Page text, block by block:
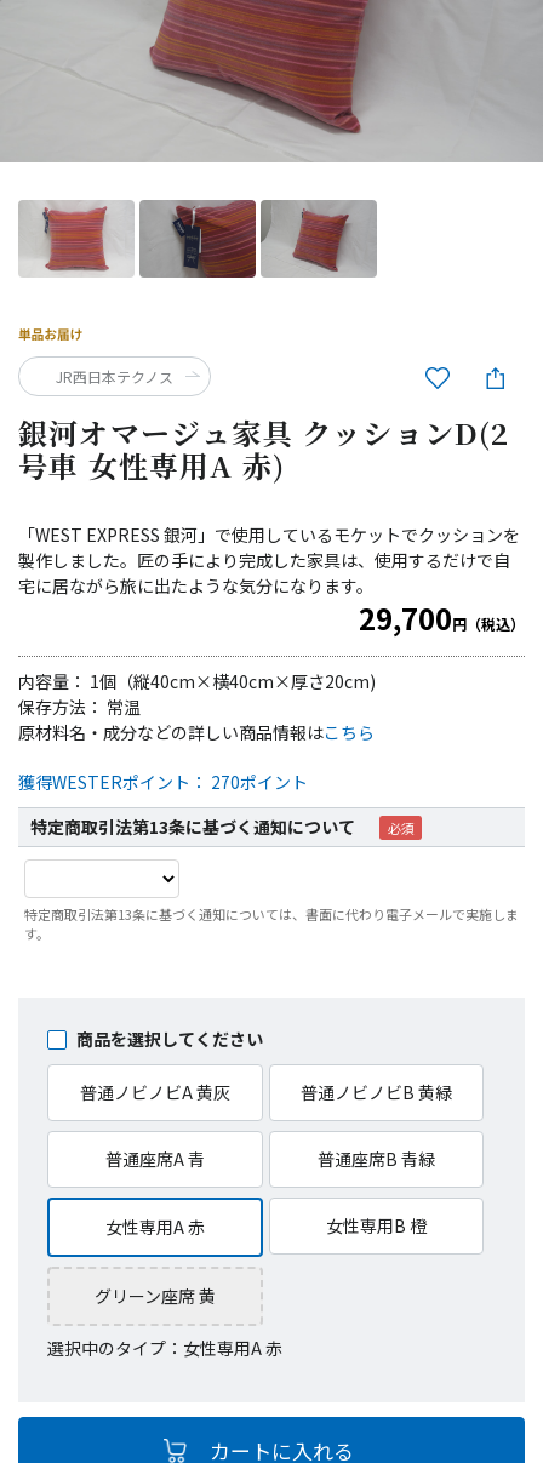
銀河オマージュ家具 クッションD(2
号車 女性専用A 赤)
「WEST EXPRESS 銀河」で使用しているモケットでクッションを
製作しました。匠の手により完成した家具は、使用するだけで自
宅に居ながら旅に出たような気分になります。
29,700円（税込）
内容量： 1個（縦40cm×横40cm×厚さ20cm)
保存方法： 常温
獲得WESTERポイント： 270ポイント
特定商取引法第13条に基づく通知について
特定商取引法第13条に基づく通知については、書面に代わり電子メールで実施しま
す。
商品を選択してください
普通ノビノビA 黄灰 普通ノビノビB 黄緑
普通座席A 青 普通座席B 青緑
女性専用A 赤 女性専用B 橙
グリーン座席 黄
選択中のタイプ：女性専用A 赤
原材料名・成分などの詳しい商品情報はこちら
JR西日本テクノス